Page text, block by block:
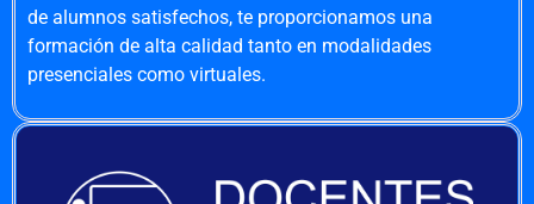
de alumnos satisfechos, te proporcionamos una
formación de alta calidad tanto en modalidades
presenciales como virtuales.